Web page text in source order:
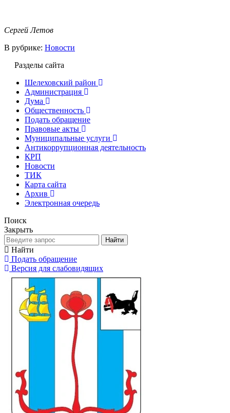
Сергей Летов
В рубрике: Новости
Разделы сайта
Шелеховский район
Администрация
Дума
Общественность
Подать обращение
Правовые акты
Муниципальные услуги
Антикоррупционная деятельность
КРП
Новости
ТИК
Карта сайта
Архив
Электронная очередь
Поиск
Закрыть
Найти
Найти
Подать обращение
Версия для слабовидящих